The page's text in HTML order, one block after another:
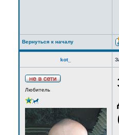
Вернуться к началу
kot_
Любитель